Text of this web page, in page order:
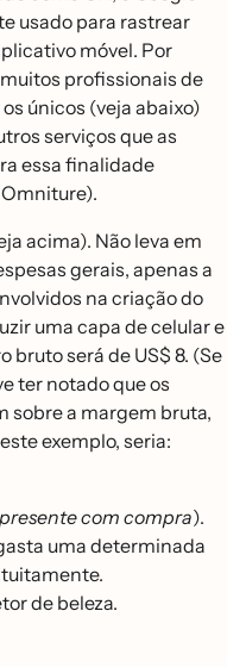
usado para rastrear
móvel. Por
profissionais de
únicos (veja abaixo)
serviços que as
essa finalidade
acima). Não leva em
gerais, apenas a
na criação do
uma capa de celular e
bruto será de US$ 8. (Se
ter notado que os
a margem bruta,
exemplo, seria:
com compra).
uma determinada
de beleza.